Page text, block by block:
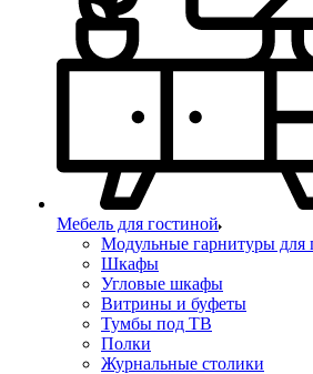
Мебель для гостиной
Модульные гарнитуры для
Шкафы
Угловые шкафы
Витрины и буфеты
Тумбы под ТВ
Полки
Журнальные столики